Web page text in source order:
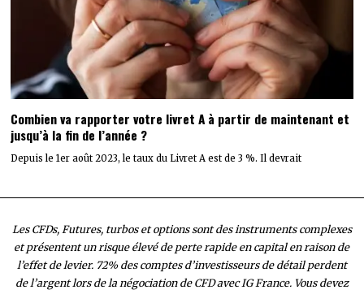
Combien va rapporter votre livret A à partir de maintenant et
jusqu’à la fin de l’année ?
Depuis le 1er août 2023, le taux du Livret A est de 3 %. Il devrait
Les CFDs, Futures, turbos et options sont des instruments complexes
et présentent un risque élevé de perte rapide en capital en raison de
l’effet de levier. 72% des comptes d’investisseurs de détail perdent
de l’argent lors de la négociation de CFD avec IG France. Vous devez